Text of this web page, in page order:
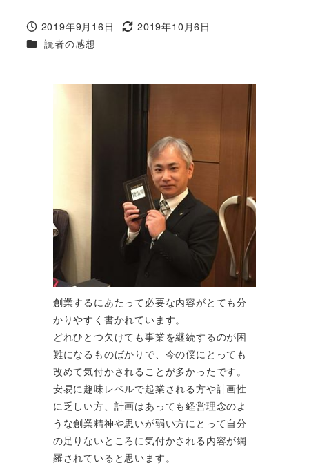
2019年9月16日
2019年10月6日
読者の感想
創業するにあたって必要な内容がとても分
かりやすく書かれています。
どれひとつ欠けても事業を継続するのが困
難になるものばかりで、今の僕にとっても
改めて気付かされることが多かったです。
安易に趣味レベルで起業される方や計画性
に乏しい方、計画はあっても経営理念のよ
うな創業精神や思いが弱い方にとって自分
の足りないところに気付かされる内容が網
羅されていると思います。